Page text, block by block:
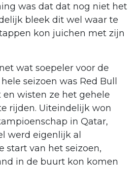
was dat dat nog niet het
bleek dit wel waar te
kon juichen met zijn
wat soepeler voor de
seizoen was Red Bull
wisten ze het gehele
rijden. Uiteindelijk won
in Qatar,
werd eigenlijk al
start van het seizoen,
in de buurt kon komen